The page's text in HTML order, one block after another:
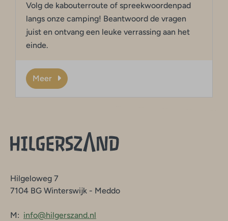
Volg de kabouterroute of spreekwoordenpad
langs onze camping! Beantwoord de vragen
juist en ontvang een leuke verrassing aan het
einde.
Meer
Hilgeloweg 7
7104 BG Winterswijk - Meddo
M: info@hilgerszand.nl